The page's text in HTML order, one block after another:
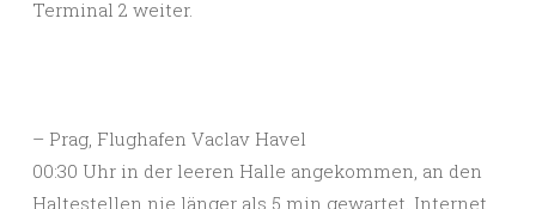
Terminal 2 weiter.
– Prag, Flughafen Vaclav Havel
00:30 Uhr in der leeren Halle angekommen, an den
Haltestellen nie länger als 5 min gewartet. Internet